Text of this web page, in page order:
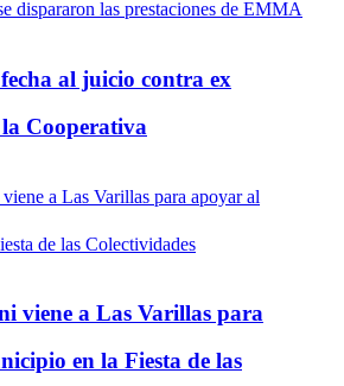
al juicio contra ex
la Cooperativa
viene a Las Varillas para
en la Fiesta de las